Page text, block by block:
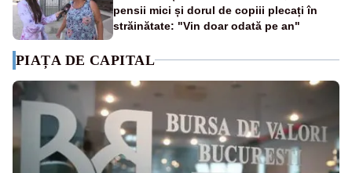
pensii mici și dorul de copiii plecați în
străinătate: "Vin doar odată pe an"
PIAȚA DE CAPITAL